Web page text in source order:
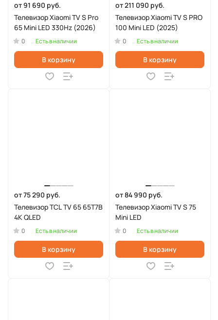
от 91 690 руб.
Телевизор Xiaomi TV S Pro
65 Mini LED 330Hz (2026)
0 Есть в наличии
В корзину
от 211 090 руб.
Телевизор Xiaomi TV S PRO
100 Mini LED (2025)
0 Есть в наличии
В корзину
от 75 290 руб.
Телевизор TCL TV 65 65T7B
4K QLED
0 Есть в наличии
В корзину
от 84 990 руб.
Телевизор Xiaomi TV S 75
Mini LED
0 Есть в наличии
В корзину